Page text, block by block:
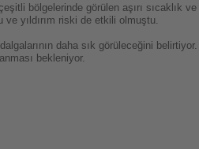
bölgelerinde görülen aşırı sıcaklık
ve yıldırım riski de etkili olmuştu.
daha sık görüleceğini
bekleniyor.